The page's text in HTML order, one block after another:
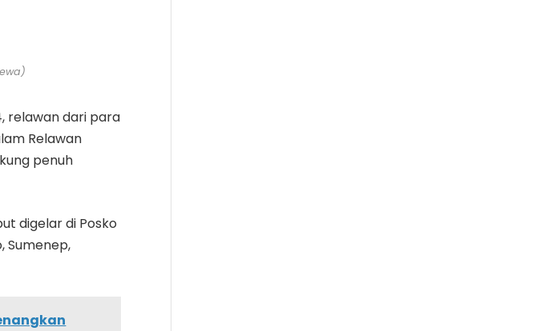
relawan dari para
Relawan
penuh
digelar di Posko
Sumenep,